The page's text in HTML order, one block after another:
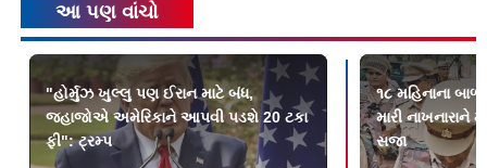
આ પણ વાંચો
"હોર્મુઝ ખુલ્લુ પણ ઈરાન માટે બંધ,
જહાજોએ અમેરિકાને આપવી પડશે 20 ટકા
ફી": ટ્રમ્પ
૧૮ મહિનાના
મારી નાખનારાને
સજા